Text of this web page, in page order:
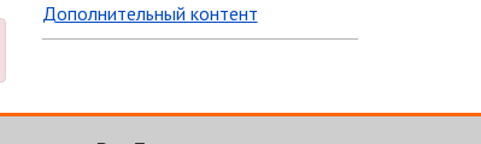
Дополнительный контент